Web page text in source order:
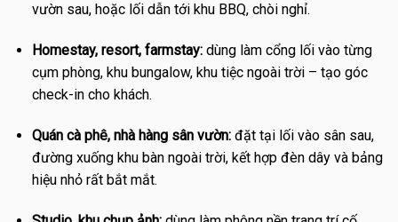
vườn sau, hoặc lối dẫn tới khu BBQ, chòi nghỉ.
Homestay, resort, farmstay:dùng làm cổng lối vào từng
cụm phòng, khu bungalow, khu tiệc ngoài trời – tạo góc
check-in cho khách.
Quán cà phê, nhà hàng sân vườn:đặt tại lối vào sân sau,
đường xuống khu bàn ngoài trời, kết hợp đèn dây và bảng
hiệu nhỏ rất bắt mắt.